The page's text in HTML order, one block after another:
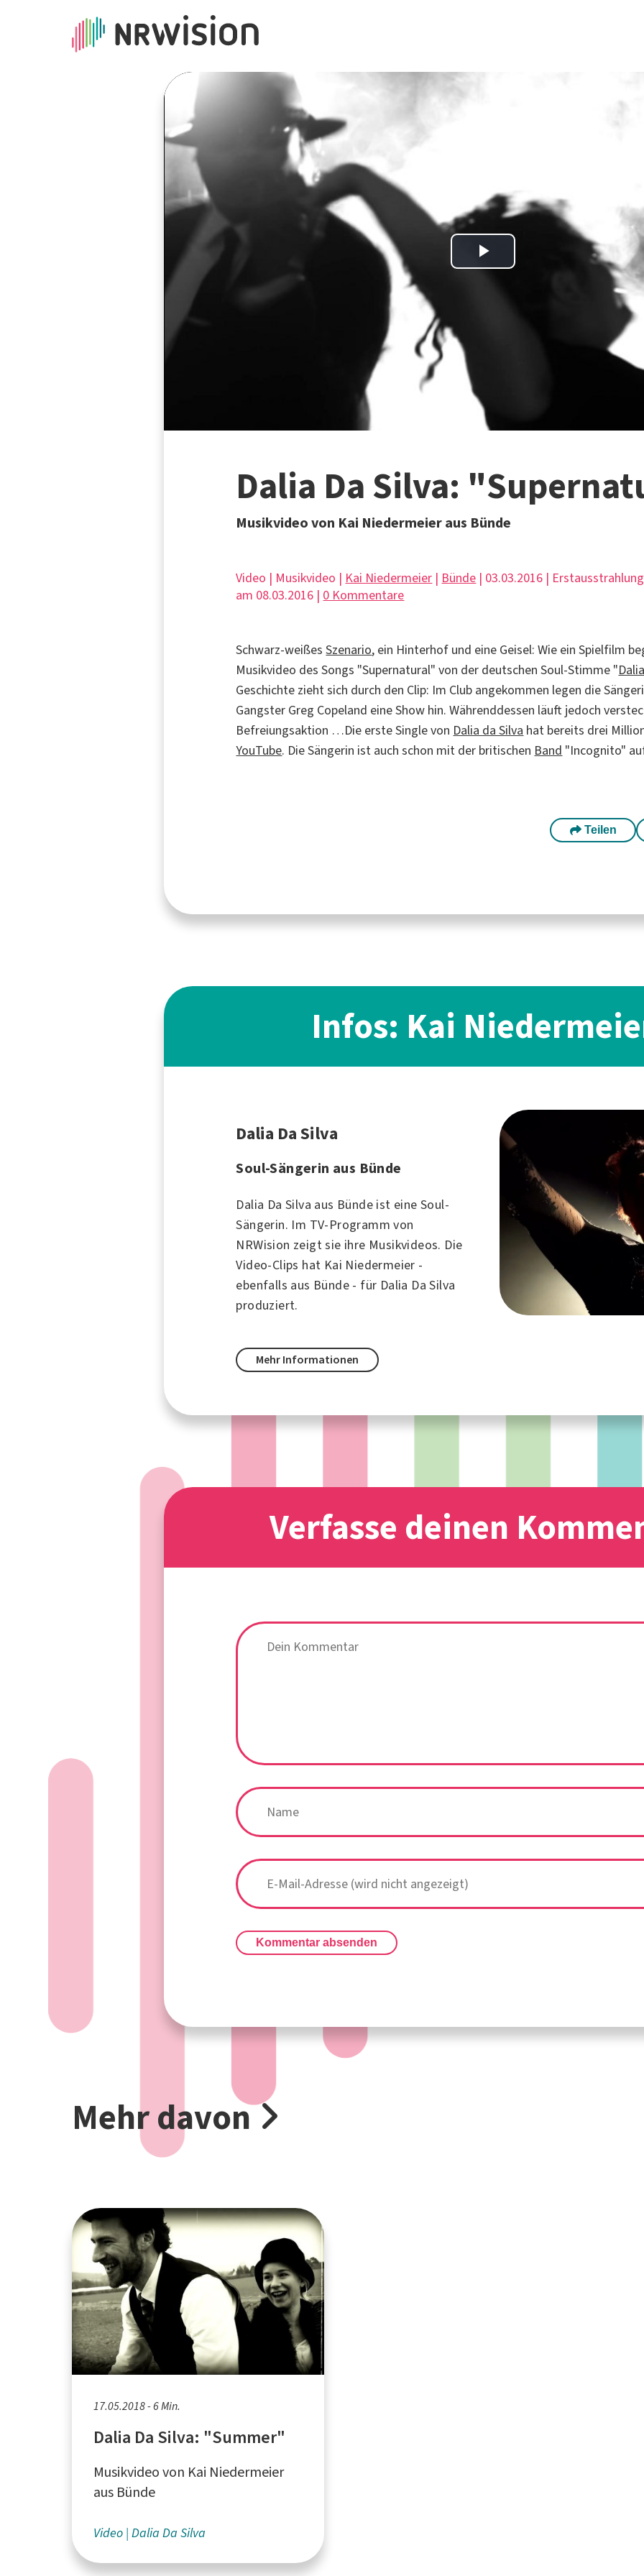
Play
Dalia Da Silva:
Musikvideo von Kai Niedermeier aus Bünde
Video | Musikvideo | Kai Niedermeier | Bünde | 03.03.2016 |
am 08.03.2016 | 0 Kommentare
Schwarz-weißesSzenario, ein Hinterhof und eine Geisel: Wie ein Spielfilm
Musikvideo des Songs "Supernatural" von der deutschen Soul-Stimme "
Geschichte zieht sich durch den Clip: Im Club angekommen legen die
Gangster Greg Copeland eine Show hin. Währenddessen läuft jedoch
Befreiungsaktion …Die erste Single von Dalia da Silva hat bereits drei
YouTube. Die Sängerin ist auch schon mit der britischen Band "Incognito"
Teilen
Infos: Kai
Dalia Da Silva
Soul-Sängerin aus Bünde
Dalia Da Silva aus Bünde ist eine Soul-
Sängerin. Im TV-Programm von
NRWision zeigt sie ihre Musikvideos. Die
Video-Clips hat Kai Niedermeier -
ebenfalls aus Bünde - für Dalia Da Silva
produziert.
Mehr Informationen
Verfasse deinen
Kommentar absenden
Mehr davon
17.05.2018 - 6 Min.
Dalia Da Silva: "Summer"
Musikvideo von Kai Niedermeier
aus Bünde
Video Dalia Da Silva